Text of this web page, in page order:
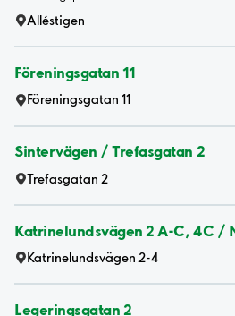
Alléstigen
Föreningsgatan 11
Föreningsgatan 11
Sintervägen / Trefasgatan 2
Trefasgatan 2
Katrinelundsvägen 2 A-C, 4C /
Katrinelundsvägen 2-4
Legeringsgatan 2